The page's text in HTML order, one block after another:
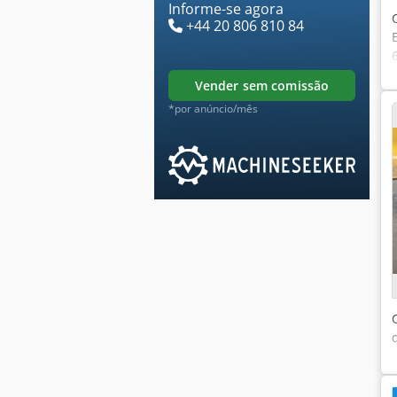
Informe-se agora
+44 20 806 810 84
vender sem comissão
*por anúncio/mês